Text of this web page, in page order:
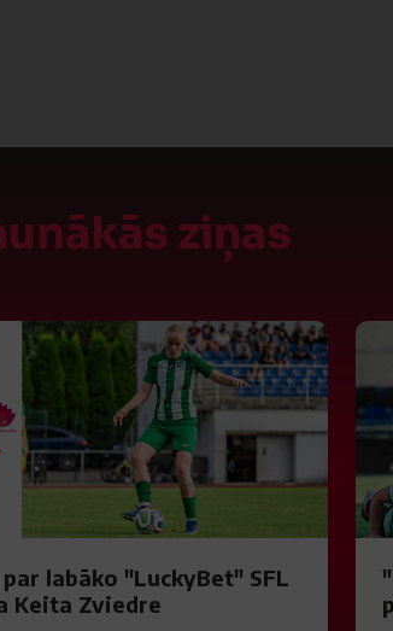
ziņas
par labāko "LuckyBet" SFL
Keita Zviedre